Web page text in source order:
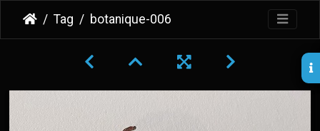
Tag botanique-006